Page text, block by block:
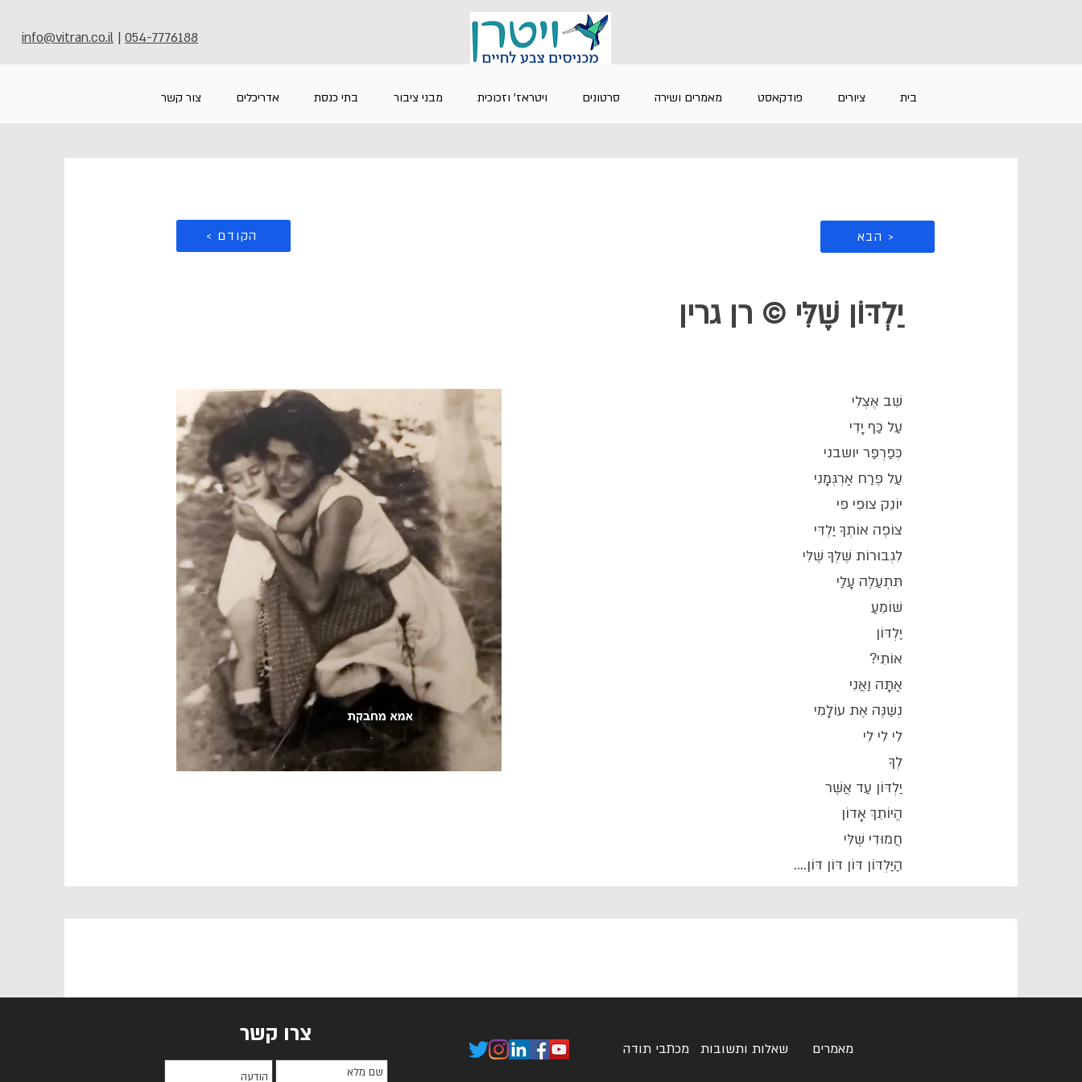
info@vitran.co.il | 054-7776188
בית ציורים פודקאסט מאמרים ושירה סרטונים ויטראז' וזכוכית מבני ציבור בתי כנסת אדריכלים צור קשר
< הקודם הבא >
יַלְדּוֹן שֶׁלִּי © רן גרין
שֵׁב אֶצְלִי
עַל כַּף יָדִי
כְּפַרְפַּר יושבני
עַל פֶּרַח אַרְגְּמָנִי
יוֹנֵק צוּפִי פִּי
צוֹפֶה אוֹתְךָ יַלְדִּי
לִגְבוּרוֹת שֶׁלְּךָ שֶׁלִּי
תִּתְעַלֶּה עָלַי
שׁוֹמֵעַ
יַלְדּוֹן
אוֹתִי?
אַתָּה וַאֲנִי
נְשַׁנֶּה אֶת עוֹלָמִי
לִי לִי לִי
לְךָ
יַלְדּוֹן עַד אֲשֶׁר
הֱיוֹתֵךְ אָדוֹן
חֲמוּדִי שֶׁלִּי
הַיַּלְדּוֹן דּוֹן דּוֹן דּוֹן....
צרו קשר
מכתבי תודה שאלות ותשובות מאמרים